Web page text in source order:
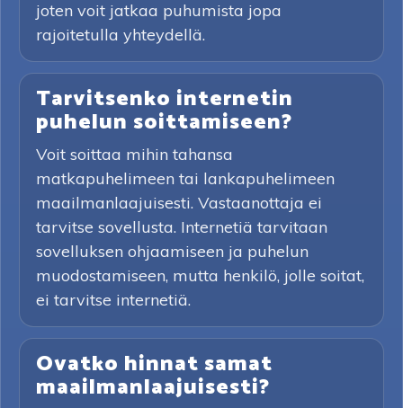
joten voit jatkaa puhumista jopa
rajoitetulla yhteydellä.
Tarvitsenko internetin
puhelun soittamiseen?
Voit soittaa mihin tahansa
matkapuhelimeen tai lankapuhelimeen
maailmanlaajuisesti. Vastaanottaja ei
tarvitse sovellusta. Internetiä tarvitaan
sovelluksen ohjaamiseen ja puhelun
muodostamiseen, mutta henkilö, jolle soitat,
ei tarvitse internetiä.
Ovatko hinnat samat
maailmanlaajuisesti?